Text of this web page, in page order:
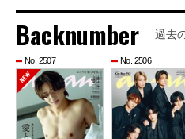
Backnumber 過去
No. 2507 No. 2506